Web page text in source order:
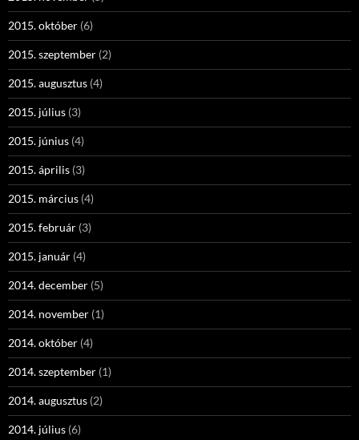
2015. október (6)
2015. szeptember (2)
2015. augusztus (4)
2015. július (3)
2015. június (4)
2015. április (3)
2015. március (4)
2015. február (3)
2015. január (4)
2014. december (5)
2014. november (1)
2014. október (4)
2014. szeptember (1)
2014. augusztus (2)
2014. július (6)